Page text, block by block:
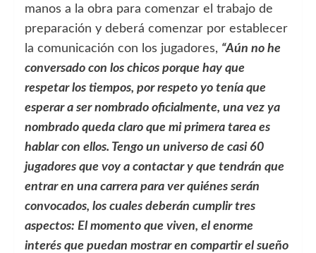
manos a la obra para comenzar el trabajo de
preparación y deberá comenzar por establecer
la comunicación con los jugadores, “Aún no he
conversado con los chicos porque hay que
respetar los tiempos, por respeto yo tenía que
esperar a ser nombrado oficialmente, una vez ya
nombrado queda claro que mi primera tarea es
hablar con ellos. Tengo un universo de casi 60
jugadores que voy a contactar y que tendrán que
entrar en una carrera para ver quiénes serán
convocados, los cuales deberán cumplir tres
aspectos: El momento que viven, el enorme
interés que puedan mostrar en compartir el sueño